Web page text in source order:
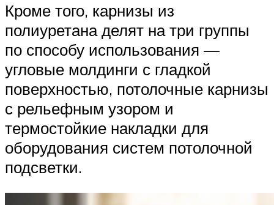
Кроме того, карнизы из
полиуретана делят на три группы
по способу использования —
угловые молдинги с гладкой
поверхностью, потолочные карнизы
с рельефным узором и
термостойкие накладки для
оборудования систем потолочной
подсветки.